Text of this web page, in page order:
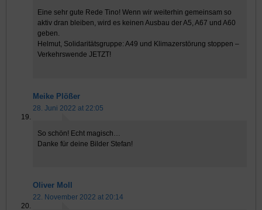
Eine sehr gute Rede Tino! Wenn wir weiterhin gemeinsam so
aktiv dran bleiben, wird es keinen Ausbau der A5, A67 und A60
geben.
Helmut, Solidaritätsgruppe: A49 und Klimazerstörung stoppen –
Verkehrswende JETZT!
Meike Plößer
28. Juni 2022 at 22:05
So schön! Echt magisch…
Danke für deine Bilder Stefan!
Oliver Moll
22. November 2022 at 20:14